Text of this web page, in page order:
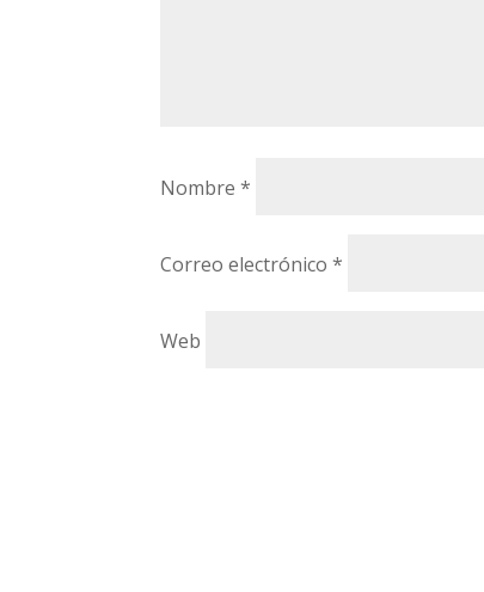
Nombre*
Correo electrónico*
Web